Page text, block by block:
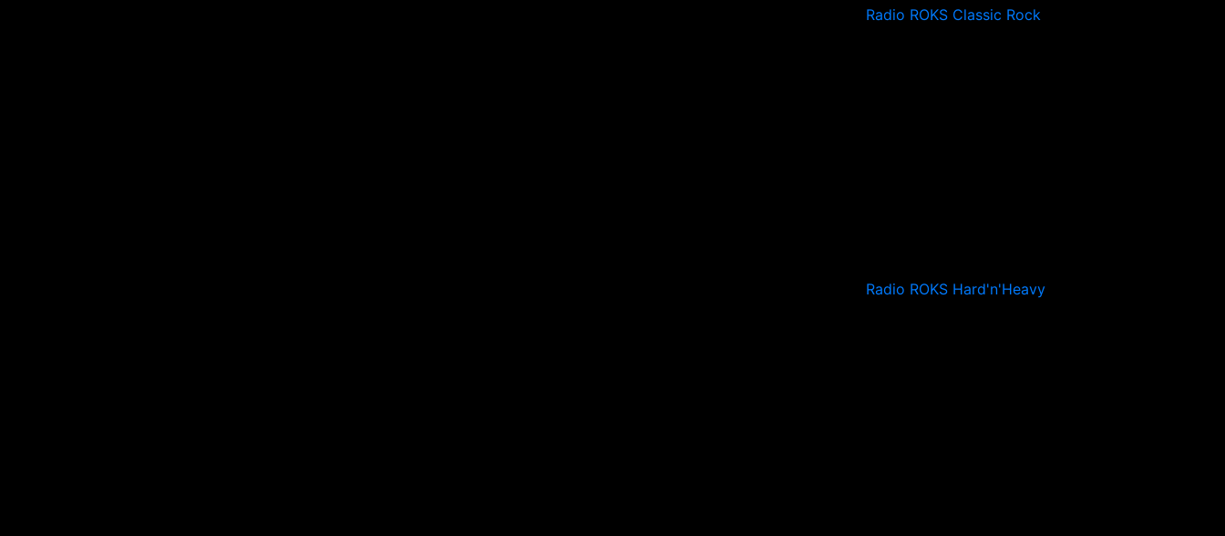
Radio ROKS Classic Rock
Radio ROKS Hard'n'Heavy